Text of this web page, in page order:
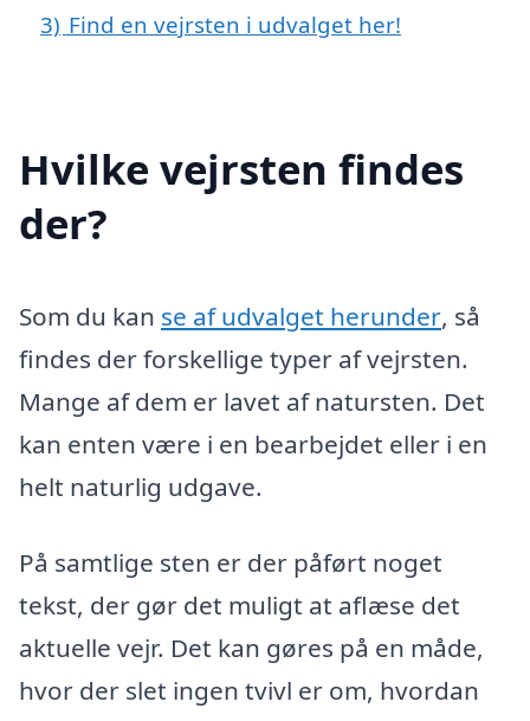
3) Find en vejrsten i udvalget her!
Hvilke vejrsten findes
der?
Som du kan se af udvalget herunder, så
findes der forskellige typer af vejrsten.
Mange af dem er lavet af natursten. Det
kan enten være i en bearbejdet eller i en
helt naturlig udgave.
På samtlige sten er der påført noget
tekst, der gør det muligt at aflæse det
aktuelle vejr. Det kan gøres på en måde,
hvor der slet ingen tvivl er om, hvordan